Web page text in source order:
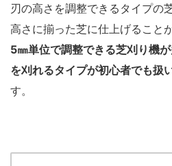
刃の高さを調整できるタイプの
高さに揃った芝に仕上げること
5㎜単位で調整できる芝刈り機
を刈れるタイプが初心者でも扱
す。